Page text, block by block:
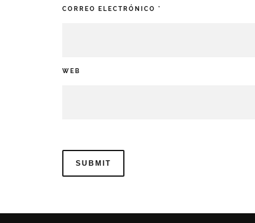
CORREO ELECTRÓNICO *
WEB